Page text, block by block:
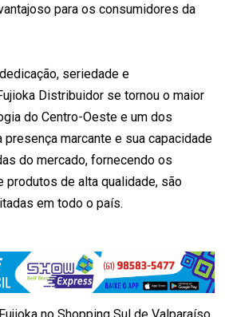
para os consumidores da
seriedade e
Distribuidor se tornou o maior
do Centro-Oeste e um dos
presença marcante e sua capacidade
do mercado, fornecendo os
produtos de alta qualidade, são
em todo o país.